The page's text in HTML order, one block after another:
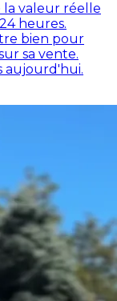
la valeur réelle
heures.
bien pour
sa vente.
aujourd'hui.